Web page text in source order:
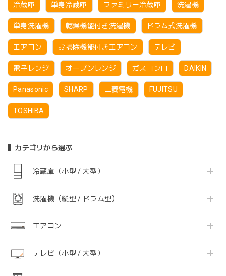
冷蔵庫 単身冷蔵庫 ファミリー冷蔵庫 洗濯機
単身洗濯機 乾燥機能付き洗濯機 ドラム式洗濯機
エアコン お掃除機能付きエアコン テレビ
電子レンジ オーブンレンジ ガスコンロ DAIKIN
Panasonic SHARP 三菱電機 FUJITSU
TOSHIBA
カテゴリから選ぶ
冷蔵庫（小型 / 大型）
洗濯機（縦型 / ドラム型）
エアコン
テレビ（小型 / 大型）